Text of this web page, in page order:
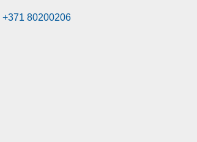
+371 80200206